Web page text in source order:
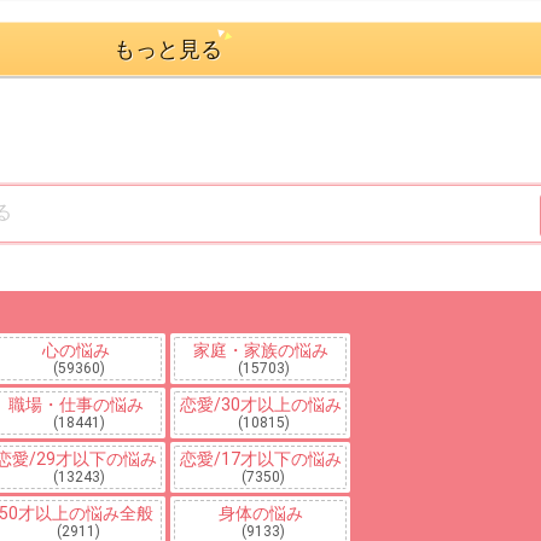
もっと見る
心の悩み
(59360)
家庭・家族の悩み
(15703)
職場・仕事の悩み
(18441)
恋愛/30才以上の悩み
(10815)
愛/29才以下の悩み
(13243)
恋愛/17才以下の悩み
(7350)
才以上の悩み全般
(2911)
身体の悩み
(9133)